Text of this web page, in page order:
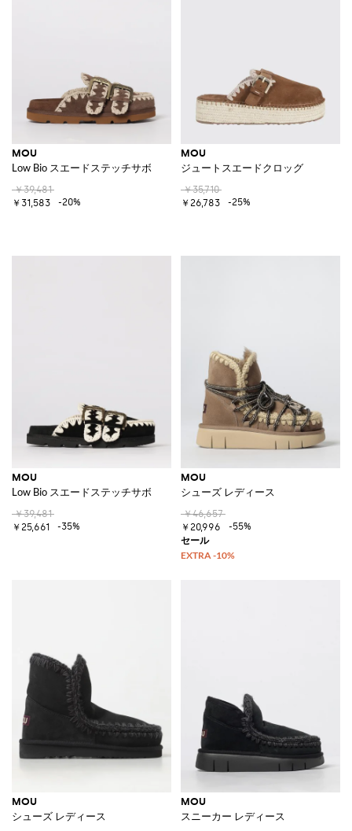
MOU
Low Bio スエードステッチサボ
￥39,481
￥31,583
-20%
MOU
ジュートスエードクロッグ
￥35,710
￥26,783
-25%
MOU
Low Bio スエードステッチサボ
￥39,481
￥25,661
-35%
MOU
シューズ レディース
￥46,657
￥20,996
-55%
MOU
シューズ レディース
MOU
スニーカー レディース